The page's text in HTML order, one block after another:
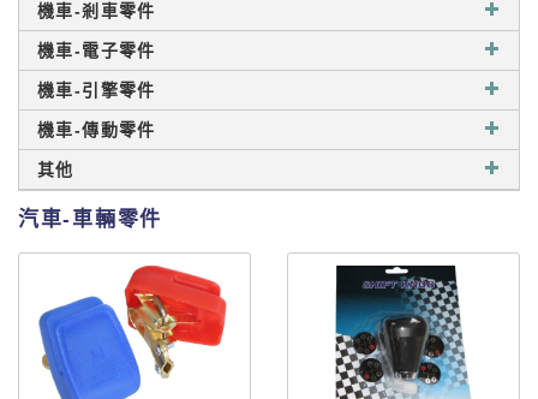
機車-剎車零件
機車-電子零件
機車-引擎零件
機車-傳動零件
其他
汽車-車輛零件